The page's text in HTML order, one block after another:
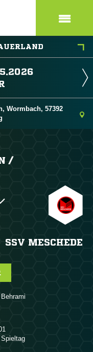
Wormbach, 57392
/​
SSV MESCHEDE